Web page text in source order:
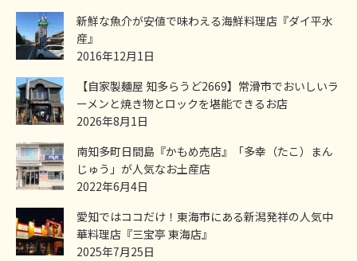
新鮮な魚介が安値で味わえる海鮮料理店『ダイ平水
産』
2016年12月1日
【自家製麺屋 知多らうど2669】常滑市でおいしいラ
ーメンと焼き物とロックを堪能できるお店
2026年8月1日
南知多町日間島『かもめ売店』「多幸（たこ）まん
じゅう」が人気なお土産店
2022年6月4日
愛知ではココだけ！東海市にある新潟発祥の人気中
華料理店『三宝亭 東海店』
2025年7月25日